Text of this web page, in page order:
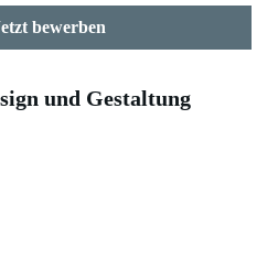
bewerben
und Gestaltung